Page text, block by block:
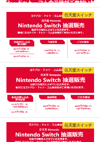
任天堂スイッチ
任天堂スイッチ
任天堂スイッチ